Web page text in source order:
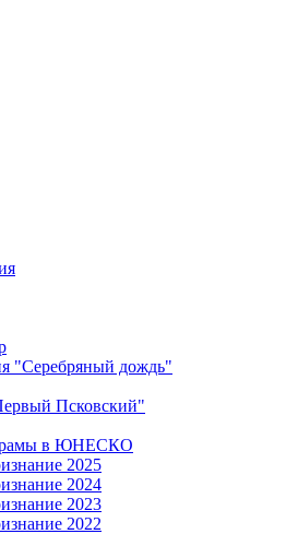
"Серебряный дождь"
Псковский"
в ЮНЕСКО
2025
2024
2023
2022